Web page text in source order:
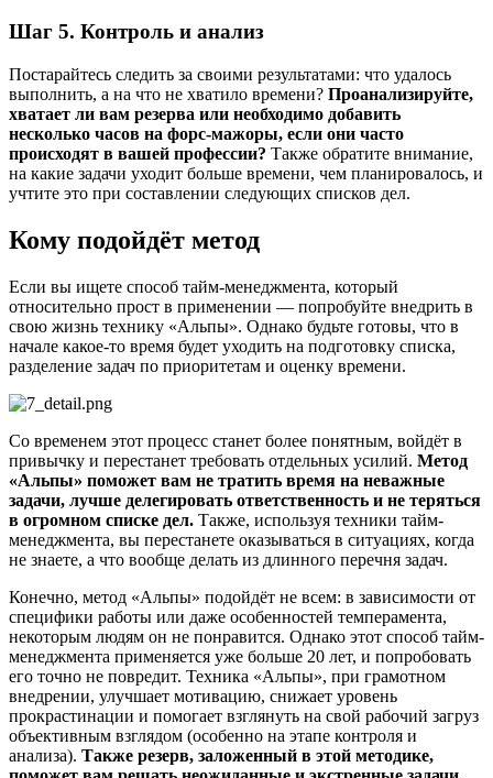
Шаг 5. Контроль и анализ
Постарайтесь следить за своими результатами: что удалось
выполнить, а на что не хватило времени? Проанализируйте,
хватает ли вам резерва или необходимо добавить
несколько часов на форс-мажоры, если они часто
происходят в вашей профессии? Также обратите внимание,
на какие задачи уходит больше времени, чем планировалось, и
учтите это при составлении следующих списков дел.
Кому подойдёт метод
Если вы ищете способ тайм-менеджмента, который
относительно прост в применении — попробуйте внедрить в
свою жизнь технику «Альпы». Однако будьте готовы, что в
начале какое-то время будет уходить на подготовку списка,
разделение задач по приоритетам и оценку времени.
Со временем этот процесс станет более понятным, войдёт в
привычку и перестанет требовать отдельных усилий. Метод
«Альпы» поможет вам не тратить время на неважные
задачи, лучше делегировать ответственность и не теряться
в огромном списке дел. Также, используя техники тайм-
менеджмента, вы перестанете оказываться в ситуациях, когда
не знаете, а что вообще делать из длинного перечня задач.
Конечно, метод «Альпы» подойдёт не всем: в зависимости от
специфики работы или даже особенностей темперамента,
некоторым людям он не понравится. Однако этот способ тайм-
менеджмента применяется уже больше 20 лет, и попробовать
его точно не повредит. Техника «Альпы», при грамотном
внедрении, улучшает мотивацию, снижает уровень
прокрастинации и помогает взглянуть на свой рабочий загруз
объективным взглядом (особенно на этапе контроля и
анализа). Также резерв, заложенный в этой методике,